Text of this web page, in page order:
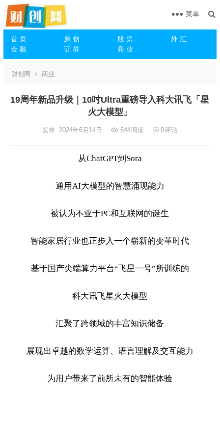
首 页 原 创 股 票
外 汇
金 融
证 券 商 业
菜单
财创网 商业
19周年新品升级｜10吋Ultra重磅导入科大讯飞「星
火大模型」
发布: 2024年6月14日 644阅读 0评论
从ChatGPT到Sora
通用AI大模型的智慧涌现能力
被认为不亚于PC和互联网的诞生
智能家居行业也正步入一个崭新的变革时代
基于国产尖端算力平台“飞星一号”所训练的
科大讯飞星火大模型
汇聚了跨领域的丰富知识储备
展现出卓越的数学运算、语言理解及交互能力
为用户带来了前所未有的智能体验